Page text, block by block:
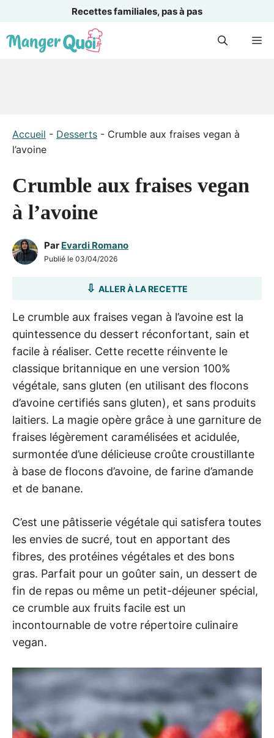
Recettes familiales, pas à pas
au
Accueil - Desserts - Crumble aux fraises vegan à
l’avoine
Crumble aux fraises vegan
à l’avoine
Par Evardi Romano
Publié le 03/04/2026
ALLER À LA RECETTE
Le crumble aux fraises vegan à l’avoine est la
quintessence du dessert réconfortant, sain et
facile à réaliser. Cette recette réinvente le
classique britannique en une version 100%
végétale, sans gluten (en utilisant des flocons
d’avoine certifiés sans gluten), et sans produits
laitiers. La magie opère grâce à une garniture de
fraises légèrement caramélisées et acidulée,
surmontée d’une délicieuse croûte croustillante
à base de flocons d’avoine, de farine d’amande
et de banane.
C’est une pâtisserie végétale qui satisfera toutes
les envies de sucré, tout en apportant des
fibres, des protéines végétales et des bons
gras. Parfait pour un goûter sain, un dessert de
fin de repas ou même un petit-déjeuner spécial,
ce crumble aux fruits facile est un
incontournable de votre répertoire culinaire
vegan.